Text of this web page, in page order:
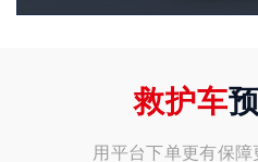
救护车
用平台下单更有保